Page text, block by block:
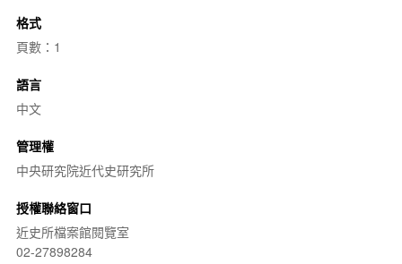
格式
頁數：1
語言
中文
管理權
中央研究院近代史研究所
授權聯絡窗口
近史所檔案館閱覽室
02-27898284